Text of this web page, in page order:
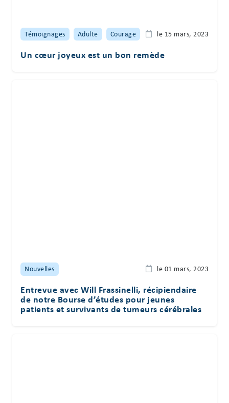
Témoignages Adulte Courage le 15 mars, 2023
Un cœur joyeux est un bon remède
Nouvelles le 01 mars, 2023
Entrevue avec Will Frassinelli, récipiendaire
de notre Bourse d’études pour jeunes
patients et survivants de tumeurs cérébrales